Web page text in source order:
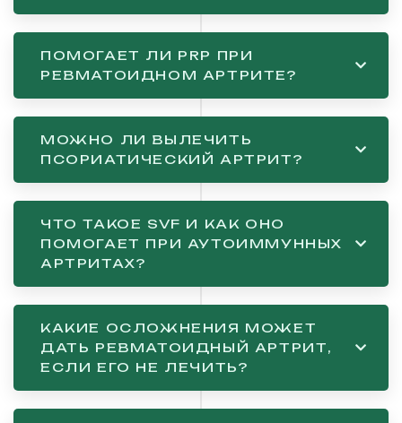
ПОМОГАЕТ ЛИ PRP ПРИ
РЕВМАТОИДНОМ АРТРИТЕ?
МОЖНО ЛИ ВЫЛЕЧИТЬ
ПСОРИАТИЧЕСКИЙ АРТРИТ?
ЧТО ТАКОЕ SVF И КАК ОНО
ПОМОГАЕТ ПРИ АУТОИММУННЫХ
АРТРИТАХ?
КАКИЕ ОСЛОЖНЕНИЯ МОЖЕТ
ДАТЬ РЕВМАТОИДНЫЙ АРТРИТ,
ЕСЛИ ЕГО НЕ ЛЕЧИТЬ?